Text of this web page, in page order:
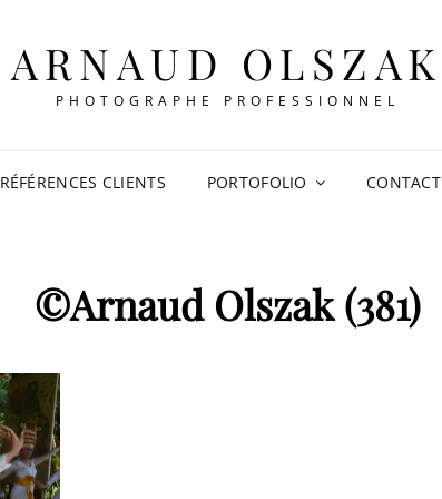
ARNAUD OLSZAK
PHOTOGRAPHE PROFESSIONNEL
RÉFÉRENCES CLIENTS PORTOFOLIO CONTACT
©Arnaud Olszak (381)